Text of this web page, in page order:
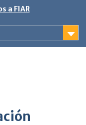
a FIAR